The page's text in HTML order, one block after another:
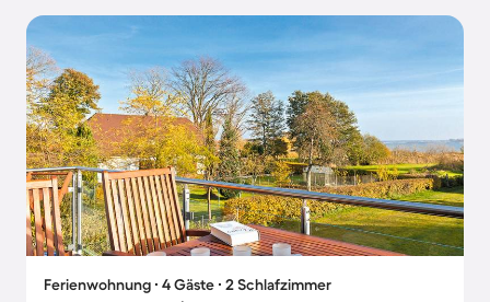
Ferienwohnung ∙ 4 Gäste ∙ 2 Schlafzimmer